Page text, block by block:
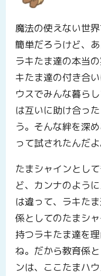
魔法の使えない世
簡単だろうけど、
ラキたま達の本当
キたま達の付き合
ウスでみんな暮ら
は互いに助け合っ
う。そんな絆を深
って試されたんだよ
たまシャインとし
ど、カンナのよう
は違って、ラキた
係としてのたまシ
持つラキたま達を
ね。だから教育係
ンは、ここたまハ